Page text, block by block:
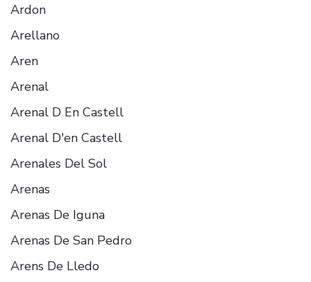
Ardon
Arellano
Aren
Arenal
Arenal D En Castell
Arenal D'en Castell
Arenales Del Sol
Arenas
Arenas De Iguna
Arenas De San Pedro
Arens De Lledo